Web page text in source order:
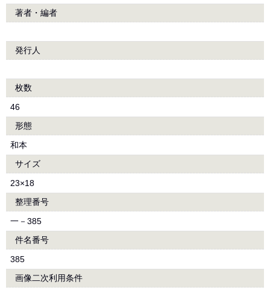
著者・編者
発行人
枚数
46
形態
和本
サイズ
23×18
整理番号
一－385
件名番号
385
画像二次利用条件